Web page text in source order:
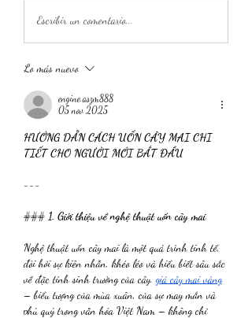
Escribir un comentario...
Lo más nuevo
engine.aszm888
05 nov 2025
HƯỚNG DẪN CÁCH UỐN CÂY MAI CHI
TIẾT CHO NGƯỜI MỚI BẮT ĐẦU
---
### 1. Giới thiệu về nghệ thuật uốn cây mai
Nghệ thuật uốn cây mai là một quá trình tinh tế,
đòi hỏi sự kiên nhẫn, khéo léo và hiểu biết sâu sắc
về đặc tính sinh trưởng của cây. giá cây mai vàng
– biểu tượng của mùa xuân, của sự may mắn và
phú quý trong văn hóa Việt Nam – không chỉ